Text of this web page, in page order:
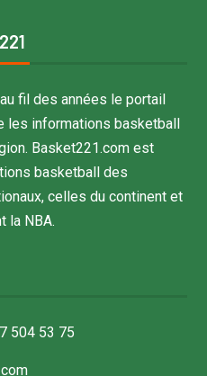
fil des années le portail
les informations basketball
Basket221.com est
basketball des
celles du continent et
la NBA.
504 53 75